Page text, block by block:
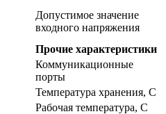
Допустимое значение
входного напряжения
Прочие характеристики
Коммуникационные
порты
Температура хранения, С
Рабочая температура, С